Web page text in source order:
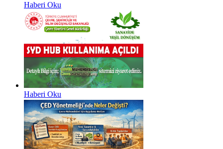
Haberi Oku
Haberi Oku